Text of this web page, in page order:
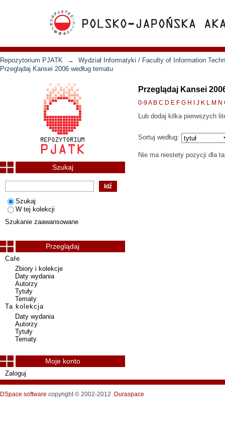
Repozytorium PJATK →
Wydział Informatyki / Faculty of Information
Przeglądaj Kansei 2006 według tematu
Przeglądaj Kansei
0-9A B C D E F G H J K L M N
Lub dodaj kilka pierwszych
Sortuj według:
Nie ma niestety pozycji dla
Szukaj
Szukaj
W tej kolekcji
Szukanie zaawansowane
Przeglądaj
Całe
Zbiory i kolekcje
Daty wydania
Autorzy
Tytuły
Tematy
Ta kolekcja
Daty wydania
Autorzy
Tytuły
Tematy
Moje konto
Zaloguj
DSpace software copyright © 2002-2012 Duraspace